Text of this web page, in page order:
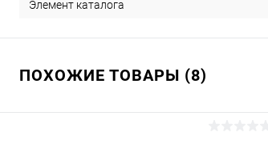
Элемент каталога
ПОХОЖИЕ ТОВАРЫ (8)